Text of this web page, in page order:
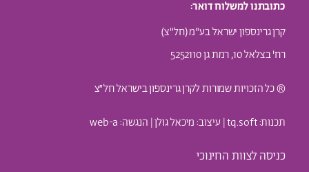
כתובתנו למשלוח דואר:
קרן גרינספון ישראל בע"מ (חל"צ)
רח' בצלאל 10, רמת גן 5252110
® כל הזכויות שמורות לקרן גרינספון בישראל חל״צ
תכנות: tq.soft | עיצוב:מיכאל גולן| הנגשה:web-a
כניסה לצוות החינוכי